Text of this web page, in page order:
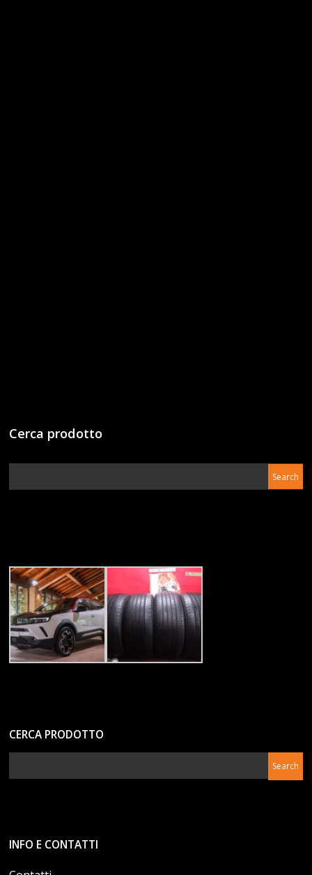
Cerca prodotto
CERCA PRODOTTO
INFO E CONTATTI